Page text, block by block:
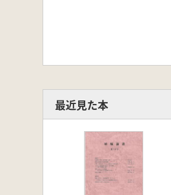
最近見た本